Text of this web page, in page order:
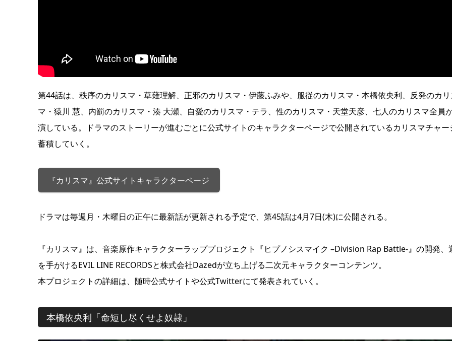
第44話は、秩序のカリスマ・草薙理解、正邪のカリスマ・伊藤ふみや、服従のカリスマ・本橋依央利、反発のカ
マ・猿川 慧、内罰のカリスマ・湊 大瀬、自愛のカリスマ・テラ、性のカリスマ・天堂天彦、七人のカリスマ全員
演している。ドラマのストーリーが進むごとに公式サイトのキャラクターページで公開されているカリスマチャー
蓄積していく。
『カリスマ』公式サイトキャラクターページ
ドラマは毎週月・木曜日の正午に最新話が更新される予定で、第45話は4月7日(木)に公開される。
『カリスマ』は、音楽原作キャラクターラッププロジェクト『ヒプノシスマイク –Division Rap Battle-』の開発、
を手がけるEVIL LINE RECORDSと株式会社Dazedが立ち上げる二次元キャラクターコンテンツ。
本プロジェクトの詳細は、随時公式サイトや公式Twitterにて発表されていく。
本橋依央利「命短し尽くせよ奴隷」